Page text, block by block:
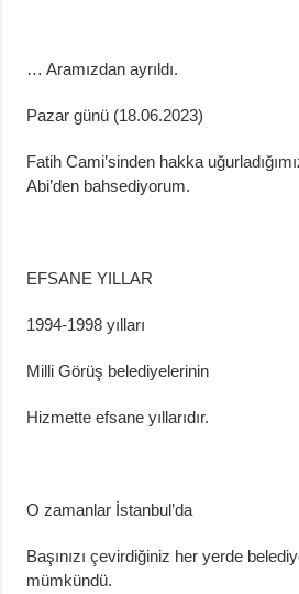
… Aramızdan ayrıldı.
Pazar günü (18.06.2023)
Fatih Cami’sinden hakka
Abi’den bahsediyorum.
EFSANE YILLAR
1994-1998 yılları
Milli Görüş belediyelerinin
Hizmette efsane yıllarıdır.
O zamanlar İstanbul’da
Başınızı çevirdiğiniz her yerde
mümkündü.